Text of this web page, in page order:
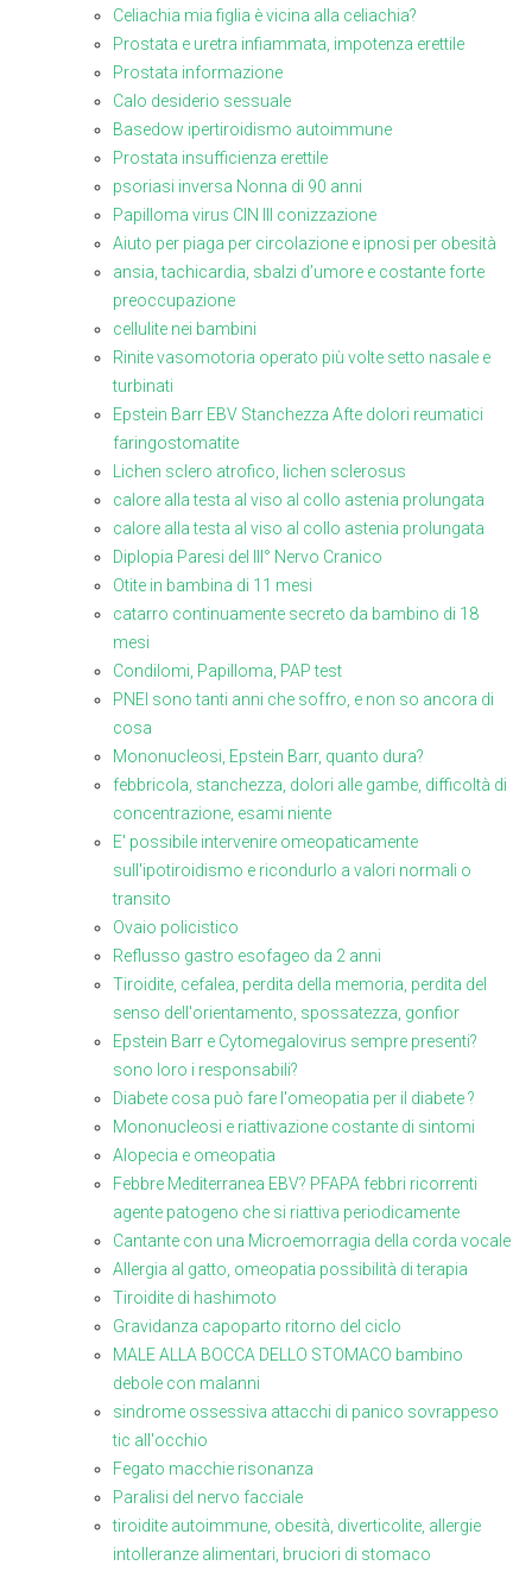
Celiachia mia figlia è vicina alla celiachia?
Prostata e uretra infiammata, impotenza erettile
Prostata informazione
Calo desiderio sessuale
Basedow ipertiroidismo autoimmune
Prostata insufficienza erettile
psoriasi inversa Nonna di 90 anni
Papilloma virus CIN III conizzazione
Aiuto per piaga per circolazione e ipnosi per obesità
ansia, tachicardia, sbalzi d’umore e costante forte
preoccupazione
cellulite nei bambini
Rinite vasomotoria operato più volte setto nasale e
turbinati
Epstein Barr EBV Stanchezza Afte dolori reumatici
faringostomatite
Lichen sclero atrofico, lichen sclerosus
calore alla testa al viso al collo astenia prolungata
calore alla testa al viso al collo astenia prolungata
Diplopia Paresi del III° Nervo Cranico
Otite in bambina di 11 mesi
catarro continuamente secreto da bambino di 18
mesi
Condilomi, Papilloma, PAP test
PNEI sono tanti anni che soffro, e non so ancora di
cosa
Mononucleosi, Epstein Barr, quanto dura?
febbricola, stanchezza, dolori alle gambe, difficoltà di
concentrazione, esami niente
E' possibile intervenire omeopaticamente
sull'ipotiroidismo e ricondurlo a valori normali o
transito
Ovaio policistico
Reflusso gastro esofageo da 2 anni
Tiroidite, cefalea, perdita della memoria, perdita del
senso dell'orientamento, spossatezza, gonfior
Epstein Barr e Cytomegalovirus sempre presenti?
sono loro i responsabili?
Diabete cosa può fare l'omeopatia per il diabete ?
Mononucleosi e riattivazione costante di sintomi
Alopecia e omeopatia
Febbre Mediterranea EBV? PFAPA febbri ricorrenti
agente patogeno che si riattiva periodicamente
Cantante con una Microemorragia della corda vocale
Allergia al gatto, omeopatia possibilità di terapia
Tiroidite di hashimoto
Gravidanza capoparto ritorno del ciclo
MALE ALLA BOCCA DELLO STOMACO bambino
debole con malanni
sindrome ossessiva attacchi di panico sovrappeso
tic all'occhio
Fegato macchie risonanza
Paralisi del nervo facciale
tiroidite autoimmune, obesità, diverticolite, allergie
intolleranze alimentari, bruciori di stomaco